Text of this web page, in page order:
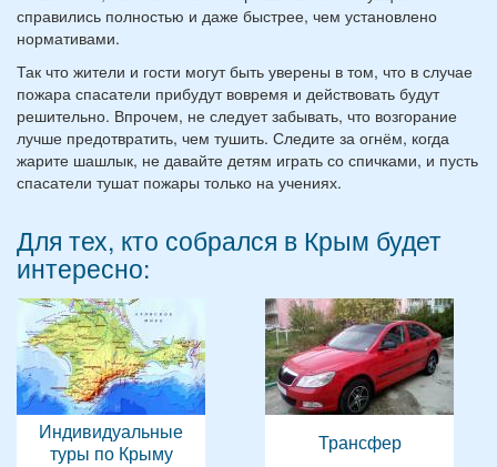
справились полностью и даже быстрее, чем установлено
нормативами.
Так что жители и гости могут быть уверены в том, что в случае
пожара спасатели прибудут вовремя и действовать будут
решительно. Впрочем, не следует забывать, что возгорание
лучше предотвратить, чем тушить. Следите за огнём, когда
жарите шашлык, не давайте детям играть со спичками, и пусть
спасатели тушат пожары только на учениях.
Для тех, кто собрался в Крым будет
интересно:
Индивидуальные
туры по Крыму
Трансфер